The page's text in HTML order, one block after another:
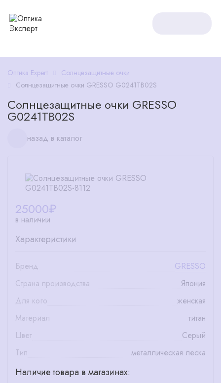
Оптика Expert
Солнцезащитные очки
Солнцезащитные очки GRESSO G0241TB02S
Солнцезащитные очки GRESSO
G0241TB02S
назад в каталог
25000₽
в наличии
Характеристики
Бренд
GRESSO
Страна производства
Япония
Для кого
женская
Материал
титан
Цвет
Серый
Тип
металлическая леска
Наличие товара в магазинах: